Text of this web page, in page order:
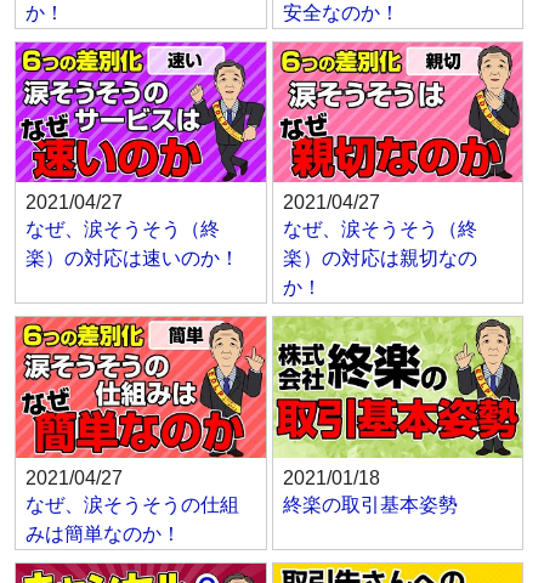
か！
安全なのか！
2021/04/27
なぜ、涙そうそう（終
楽）の対応は速いのか！
2021/04/27
なぜ、涙そうそう（終
楽）の対応は親切なの
か！
2021/04/27
なぜ、涙そうそうの仕組
みは簡単なのか！
2021/01/18
終楽の取引基本姿勢